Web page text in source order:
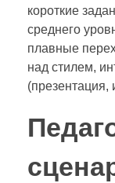
короткие
среднего
плавные
над стилем,
(презентация,